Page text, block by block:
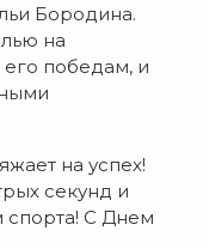
Бородина.
на
победам, и
на успех!
секунд и
спорта! С Днем